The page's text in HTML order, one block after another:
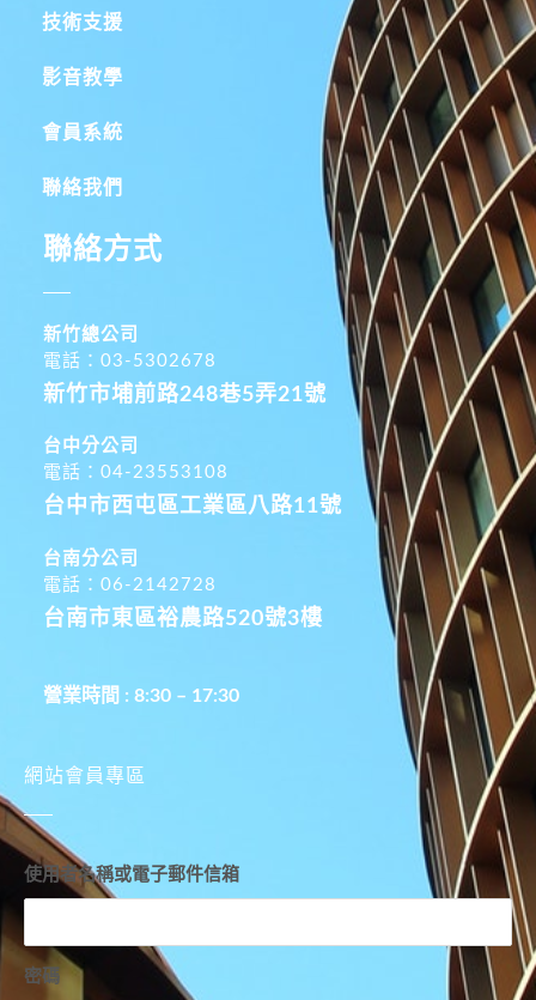
技術支援
影音教學
會員系統
聯絡我們
聯絡方式
新竹總公司
電話：03-5302678
新竹市埔前路248巷5弄21號
台中分公司
電話：04-23553108
台中市西屯區工業區八路11號
台南分公司
電話：06-2142728
台南市東區裕農路520號3樓
營業時間 : 8:30 – 17:30
網站會員專區
使用者名稱或電子郵件信箱
密碼